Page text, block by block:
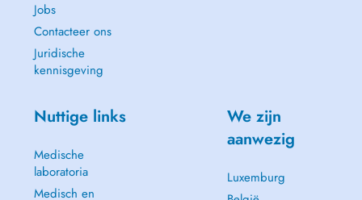
Jobs
Contacteer ons
Juridische
kennisgeving
Nuttige links
Medische
laboratoria
Medisch en
We zijn
aanwezig
Luxemburg